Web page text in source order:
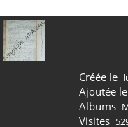
Créée le
Ajoutée le
Albums
Visites